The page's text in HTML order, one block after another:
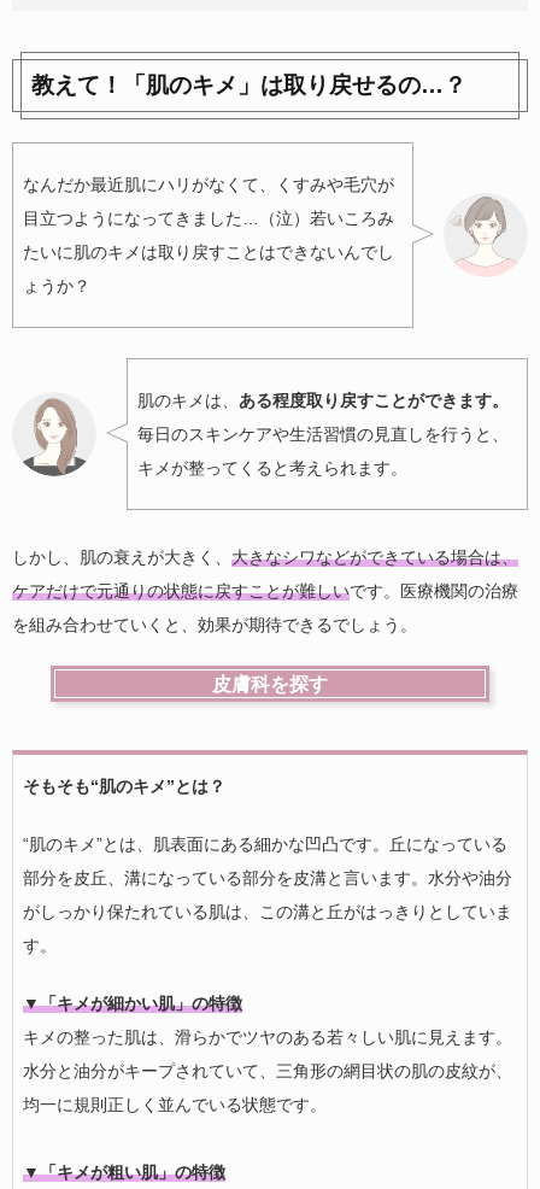
教えて！「肌のキメ」は取り戻せるの…？
なんだか最近肌にハリがなくて、くすみや毛穴が
目立つようになってきました…（泣）若いころみ
たいに肌のキメは取り戻すことはできないんでし
ょうか？
肌のキメは、 ある程度取り戻すことができます。
毎日のスキンケアや生活習慣の見直しを行うと、
キメが整ってくると考えられます。
しかし、肌の衰えが大きく、 大きなシワなどができている場合は、
ケアだけで元通りの状態に戻すことが難しいです。医療機関の治療
を組み合わせていくと、効果が期待できるでしょう。
皮膚科を探す
そもそも“肌のキメ”とは？
“肌のキメ”とは、肌表面にある細かな凹凸です。丘になっている
部分を皮丘、溝になっている部分を皮溝と言います。水分や油分
がしっかり保たれている肌は、この溝と丘がはっきりとしていま
す。
▼「キメが細かい肌」の特徴
キメの整った肌は、滑らかでツヤのある若々しい肌に見えます。
水分と油分がキープされていて、三角形の網目状の肌の皮紋が、
均一に規則正しく並んでいる状態です。
▼「キメが粗い肌」の特徴